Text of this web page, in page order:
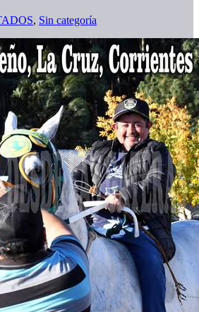
, Sin categoría